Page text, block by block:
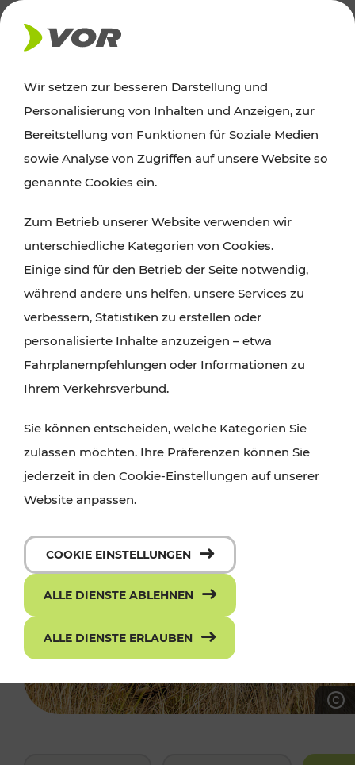
AKTUELLES
Ausflugstipps
Wien, Niederösterreich und das Burgenland
Wanderungen, Kultur und Gastronomie,
Radtouren oder purer Naturgenuss – viele
Attraktionen sind mit den Ticket- und Fahrplan-
Angeboten des VOR gut und schnell erreichbar.
Wir setzen zur besseren Darstellung und
Personalisierung von Inhalten und Anzeigen, zur
Bereitstellung von Funktionen für Soziale Medien
sowie Analyse von Zugriffen auf unsere Website so
genannte Cookies ein.
Zum Betrieb unserer Website verwenden wir
unterschiedliche Kategorien von Cookies.
Einige sind für den Betrieb der Seite notwendig,
während andere uns helfen, unsere Services zu
verbessern, Statistiken zu erstellen oder
personalisierte Inhalte anzuzeigen – etwa
Fahrplanempfehlungen oder Informationen zu
Ihrem Verkehrsverbund.
Sie können entscheiden, welche Kategorien Sie
zulassen möchten. Ihre Präferenzen können Sie
jederzeit in den Cookie-Einstellungen auf unserer
Website anpassen.
COOKIE EINSTELLUNGEN
ALLE DIENSTE ABLEHNEN
ALLE DIENSTE ERLAUBEN